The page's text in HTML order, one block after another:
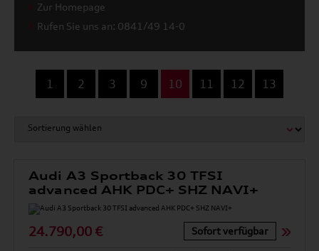
Zur Homepage
Rufen Sie uns an: 0841/49 14-0
1 2 3 9 10 11 12 13
Audi A3 Sportback 30 TFSI
advanced AHK PDC+ SHZ NAVI+
24.790,00 € Sofort verfügbar